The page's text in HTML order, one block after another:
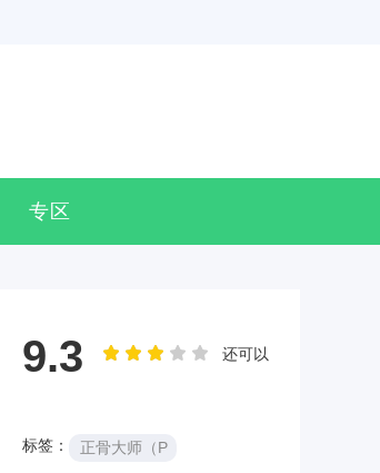
专区
还可以
9.3
标签： 正骨大师（P